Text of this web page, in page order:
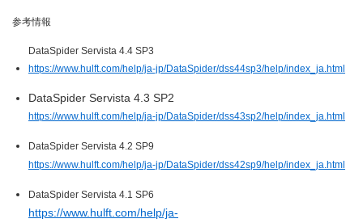
参考情報
DataSpider Servista 4.4 SP3
https://www.hulft.com/help/ja-jp/DataSpider/dss44sp3/help/index_ja.html
DataSpider Servista 4.3 SP2
https://www.hulft.com/help/ja-jp/DataSpider/dss43sp2/help/index_ja.html
DataSpider Servista 4.2 SP9
https://www.hulft.com/help/ja-jp/DataSpider/dss42sp9/help/index_ja.html
DataSpider Servista 4.1 SP6
https://www.hulft.com/help/ja-